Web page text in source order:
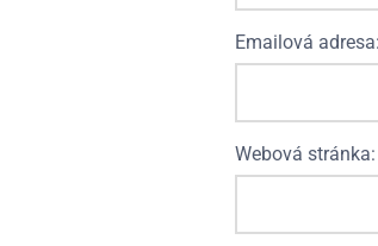
Emailová adresa:
Webová stránka: